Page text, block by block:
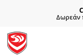
Δωρεάν